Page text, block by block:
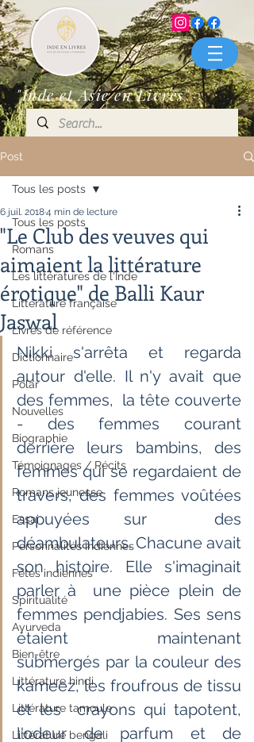
"Inde et Asie en Livres"
Post
Tous les posts
Romans
Les littératures de l'Inde
Littérature française
Livres de référence
Dictionnaire
Polar
Nouvelles
Biographie
Témoignages / Récits
Romans jeunesse
Essai
Personnalités indiennes
Fêtes indiennes
Spiritualité
Ayurveda
Bien-être
Littérature hindi
Littérature tamoule
Littérature bengali
Tous les posts
"Le Club des veuves qui
aimaient la littérature
érotique" de Balli Kaur
Jaswal
6 juil. 20184 min de lecture
Nikki s'arrêta et regarda
autour d'elle. Il n'y avait que
des femmes,  la tête couverte
- des femmes courant
derrière leurs bambins, des
femmes qui se regardaient de
travers, des femmes voûtées
appuyées sur  des
déambulateurs. Chacune avait
son histoire. Elle s'imaginait
parler à  une pièce plein de
femmes pendjabies. Ses sens
étaient maintenant
submergés par la couleur des
kameez, les froufrous de tissu
et les  crayons qui tapotent,
l'odeur de parfum et de